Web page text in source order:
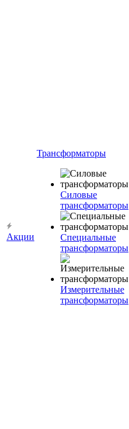
Акции
Трансформаторы
Силовые
трансформаторы
Специальные
трансформаторы
Измерительные
трансформаторы